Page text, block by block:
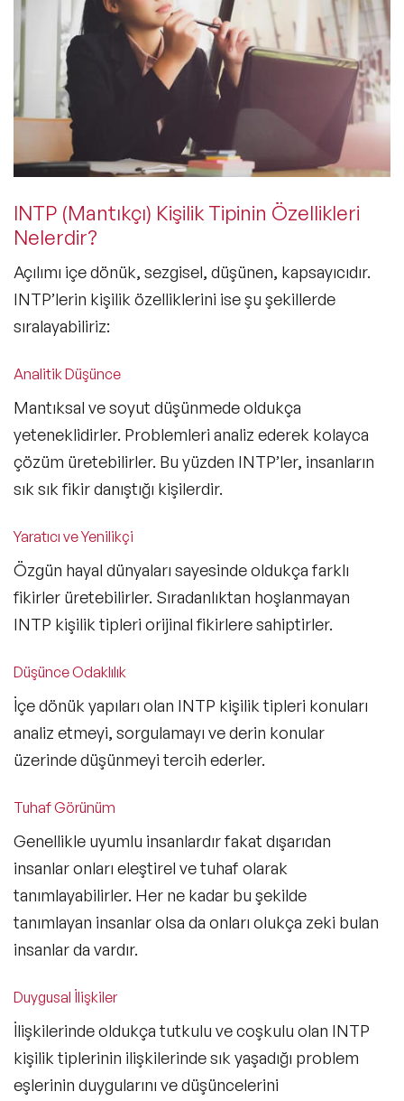
INTP (Mantıkçı) Kişilik Tipinin Özellikleri
Nelerdir?
Açılımı içe dönük, sezgisel, düşünen, kapsayıcıdır.
INTP’lerin kişilik özelliklerini ise şu şekillerde
sıralayabiliriz:
Analitik Düşünce
Mantıksal ve soyut düşünmede oldukça
yeteneklidirler. Problemleri analiz ederek kolayca
çözüm üretebilirler. Bu yüzden INTP’ler, insanların
sık sık fikir danıştığı kişilerdir.
Yaratıcı ve Yenilikçi
Özgün hayal dünyaları sayesinde oldukça farklı
fikirler üretebilirler. Sıradanlıktan hoşlanmayan
INTP kişilik tipleri orijinal fikirlere sahiptirler.
Düşünce Odaklılık
İçe dönük yapıları olan INTP kişilik tipleri konuları
analiz etmeyi, sorgulamayı ve derin konular
üzerinde düşünmeyi tercih ederler.
Tuhaf Görünüm
Genellikle uyumlu insanlardır fakat dışarıdan
insanlar onları eleştirel ve tuhaf olarak
tanımlayabilirler. Her ne kadar bu şekilde
tanımlayan insanlar olsa da onları olukça zeki bulan
insanlar da vardır.
Duygusal İlişkiler
İlişkilerinde oldukça tutkulu ve coşkulu olan INTP
kişilik tiplerinin ilişkilerinde sık yaşadığı problem
eşlerinin duygularını ve düşüncelerini